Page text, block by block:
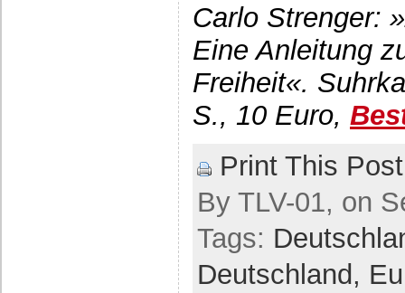
Carlo Strenger:
Eine Anleitung
Freiheit«.
S., 10 Euro,
Print This Post
By TLV-01, on
Tags:
Deutschland,